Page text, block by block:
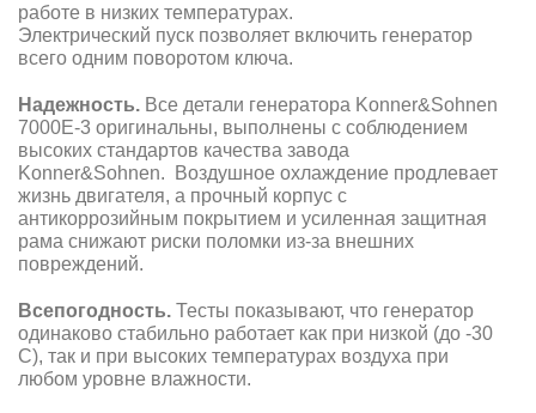
работе в низких температурах.
Электрический пуск позволяет включить генератор
всего одним поворотом ключа.
Надежность. Все детали генератора Konner&Sohnen
7000E-3 оригинальны, выполнены с соблюдением
высоких стандартов качества завода
Konner&Sohnen. Воздушное охлаждение продлевает
жизнь двигателя, а прочный корпус с
антикоррозийным покрытием и усиленная защитная
рама снижают риски поломки из-за внешних
повреждений.
Всепогодность. Тесты показывают, что генератор
одинаково стабильно работает как при низкой (до -30
С), так и при высоких температурах воздуха при
любом уровне влажности.